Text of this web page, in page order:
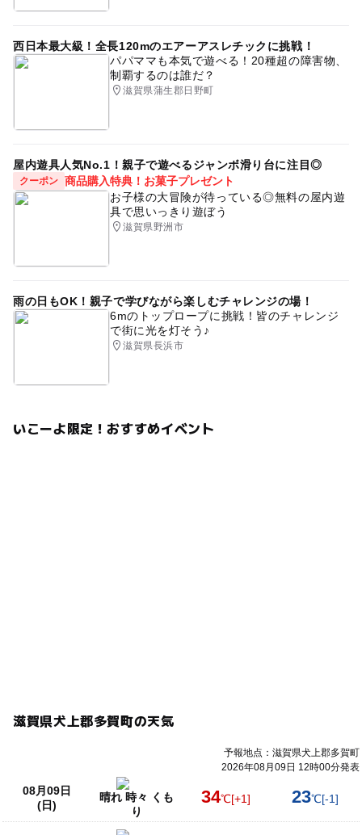
西日本最大級！全長120mのエアーアスレチックに挑戦！
パパママも本気で遊べる！20種超の障害物、
制覇するのは誰だ？
滋賀県蒲生郡日野町
屋内遊具人気No.1！親子で遊べるジャンボ滑り台に注目◎
クーポン 商品購入特典！お菓子プレゼント
お子様の大冒険が待っている◎無料の屋内遊
具で思いっきり遊ぼう
滋賀県野洲市
雨の日もOK！親子で学びながら楽しむチャレンジの場！
6mのトップロープに挑戦！皆のチャレンジ
で街に光を灯そう♪
滋賀県長浜市
いこーよ限定！おすすめイベント
滋賀県犬上郡多賀町の天気
予報地点：滋賀県犬上郡多賀町
2026年08月09日 12時00分発表
08月09日
(日)
晴れ 時々 くも
り
34℃[+1] 23℃[-1]